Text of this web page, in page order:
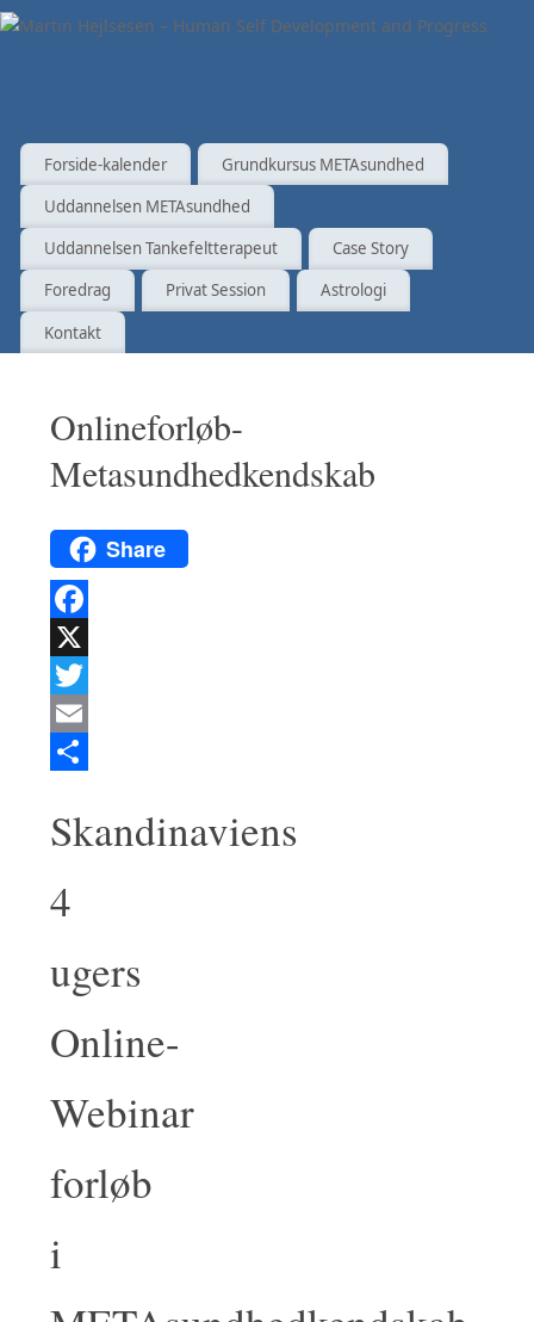
Forside-kalender
Grundkursus METAsundhed
Uddannelsen METAsundhed
Uddannelsen Tankefeltterapeut
Case Story
Foredrag
Privat Session
Astrologi
Kontakt
Onlineforløb-
Metasundhedkendskab
Share
Facebook
X
Twitter
Email
Skandinaviens
4
ugers
Online-
Webinar
forløb
i